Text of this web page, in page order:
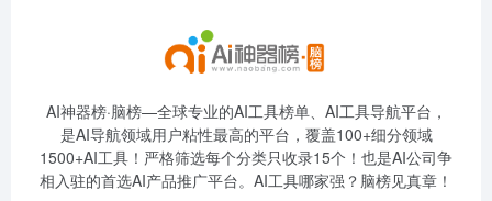
AI神器榜·脑榜—全球专业的AI工具榜单、AI工具导航平台，
是AI导航领域用户粘性最高的平台，覆盖100+细分领域
1500+AI工具！严格筛选每个分类只收录15个！也是AI公司争
相入驻的首选AI产品推广平台。AI工具哪家强？脑榜见真章！